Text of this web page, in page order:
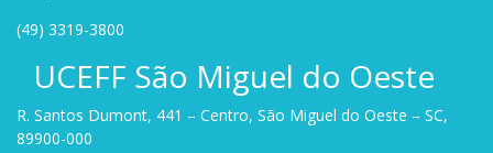
(49) 3319-3800
UCEFF São Miguel do Oeste
R. Santos Dumont, 441 – Centro, São Miguel do Oeste – SC,
89900-000